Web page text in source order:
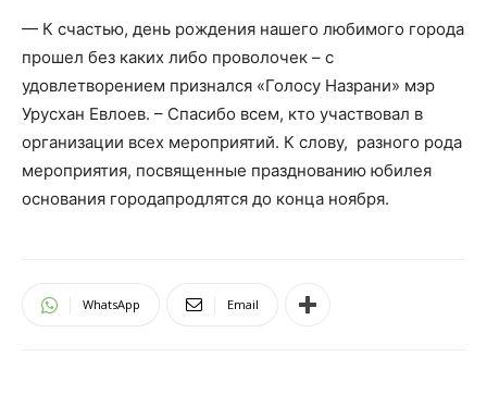
— К счастью, день рождения нашего любимого города
прошел без каких либо проволочек – с
удовлетворением признался «Голосу Назрани» мэр
Урусхан Евлоев. – Спасибо всем, кто участвовал в
организации всех мероприятий. К слову, разного рода
мероприятия, посвященные празднованию юбилея
основания городапродлятся до конца ноября.
WhatsApp Email